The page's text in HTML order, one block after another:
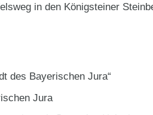
in den Königsteiner
des Bayerischen Jura“
Jura